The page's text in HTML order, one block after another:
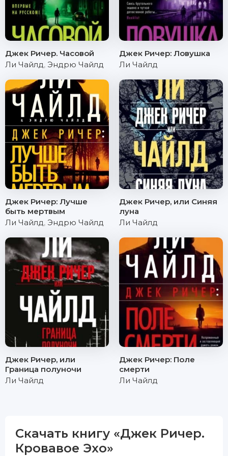
Джек Ричер. Часовой
Ли Чайлд, Эндрю Чайлд
Джек Ричер: Ловушка
Ли Чайлд
Джек Ричер: Лучше
быть мертвым
Ли Чайлд, Эндрю Чайлд
Джек Ричер, или Синяя
луна
Ли Чайлд
Джек Ричер, или
Граница полуночи
Ли Чайлд
Джек Ричер: Поле
смерти
Ли Чайлд
Скачать книгу «Джек Ричер.
Кровавое Эхо»